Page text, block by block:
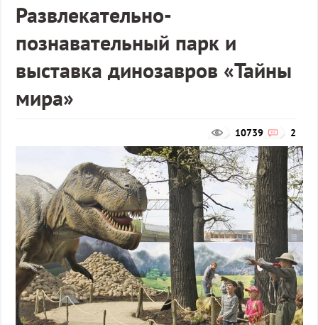
Развлекательно-
познавательный парк и
выставка динозавров «Тайны
мира»
2
10739